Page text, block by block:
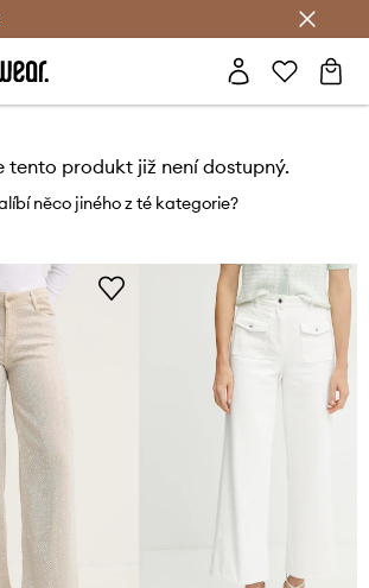
tento produkt již není dostupný.
něco jiného z té kategorie?